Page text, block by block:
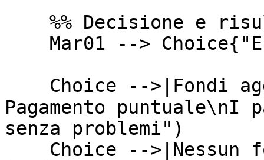
Pagamento
senza problemi")